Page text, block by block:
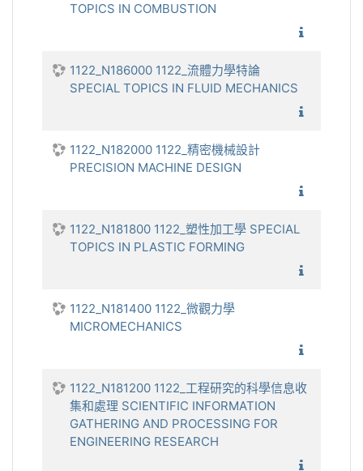
TOPICS IN COMBUSTION
1122_N186000 1122_流體力學特論
SPECIAL TOPICS IN FLUID MECHANICS
1122_N182000 1122_精密機械設計
PRECISION MACHINE DESIGN
1122_N181800 1122_塑性加工學 SPECIAL
TOPICS IN PLASTIC FORMING
1122_N181400 1122_微觀力學
MICROMECHANICS
1122_N181200 1122_工程研究的科學信息收
集和處理 SCIENTIFIC INFORMATION
GATHERING AND PROCESSING FOR
ENGINEERING RESEARCH